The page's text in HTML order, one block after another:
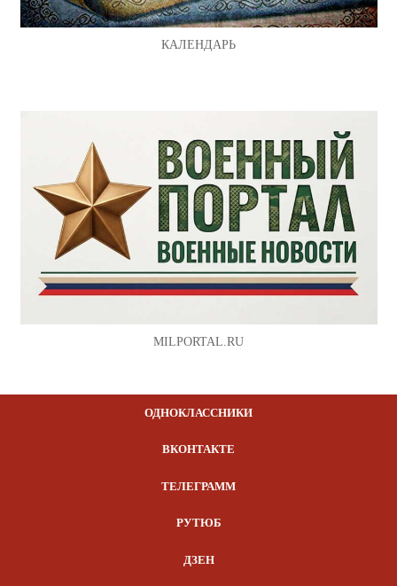
КАЛЕНДАРЬ
MILPORTAL.RU
ОДНОКЛАССНИКИ
ВКОНТАКТЕ
ТЕЛЕГРАММ
РУТЮБ
ДЗЕН